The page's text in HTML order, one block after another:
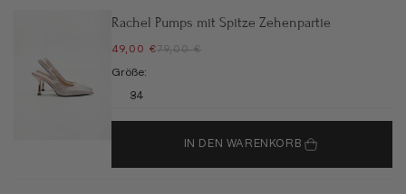
Rachel Pumps mit Spitze Zehenpartie
ANGEBOT
49,00 €REGULÄRER PREIS
79,00 €
Größe:
34
IN DEN WARENKORB